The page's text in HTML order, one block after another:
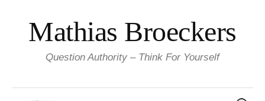
content
Mathias Broeckers
Question Authority – Think For Yourself